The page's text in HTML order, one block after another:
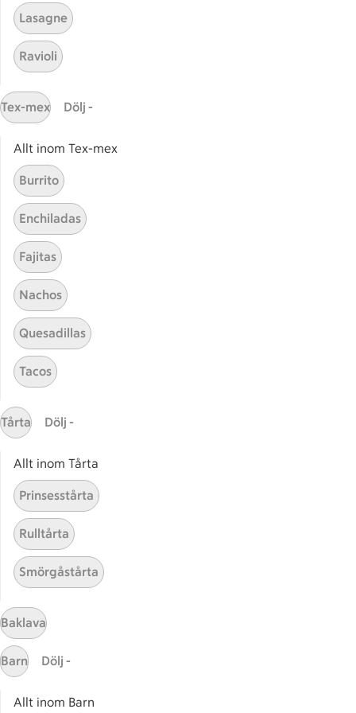
Relaterade kategorier
Kabanossgryta
Kabanoss
Sidfot
Start
Få snabbt svar
FAQ
Kundservice
Kontakta oss
ICAs inspirationsmejl
Handla
Handla online
ICAs matkasse
Catering
Handla som företag
Gaston
ICAs tjänster
ICA-appen
Lasagne
Ravioli
Tex-mex Dölj -
Allt inom Tex-mex
Burrito
Enchiladas
Fajitas
Nachos
Quesadillas
Tacos
Tårta Dölj -
Allt inom Tårta
Prinsesstårta
Rulltårta
Smörgåstårta
Baklava
Barn Dölj -
Allt inom Barn